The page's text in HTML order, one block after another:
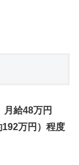
月給48万円
192万円）程度